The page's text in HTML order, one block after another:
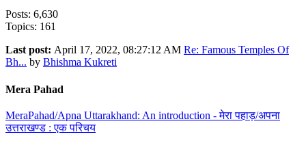
Posts: 6,630
Topics: 161
Last post: April 17, 2022, 08:27:12 AM Re: Famous Temples Of
Bh... by Bhishma Kukreti
Mera Pahad
MeraPahad/Apna Uttarakhand: An introduction - मेरा पहाड़/अपना
उत्तराखण्ड : एक परिचय